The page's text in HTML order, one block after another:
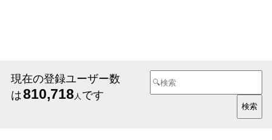
現在の登録ユーザー数
は810,718 人 です